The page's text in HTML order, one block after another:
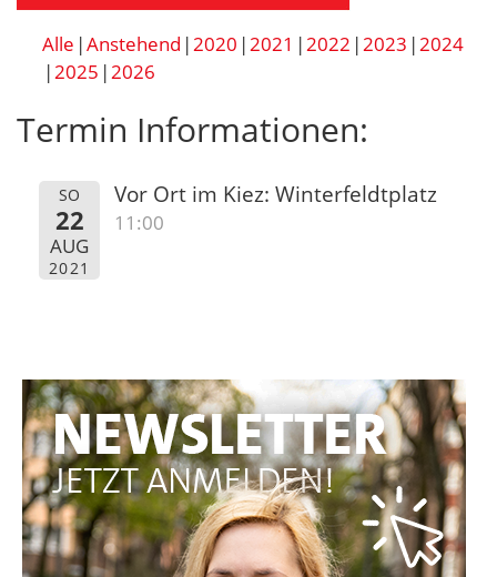
Alle Anstehend 2020 2021 2022 2023 2024
2025 2026
Termin Informationen:
SO
22
AUG
2021
Vor Ort im Kiez: Winterfeldtplatz
11:00